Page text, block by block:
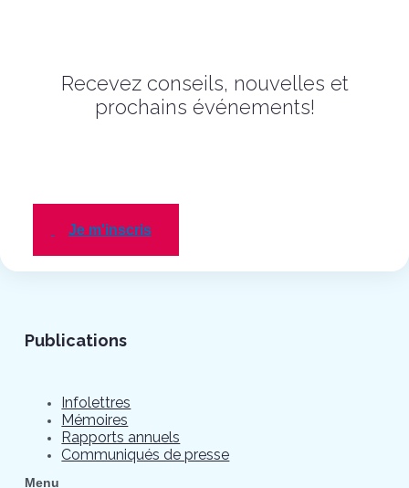
Recevez conseils, nouvelles et
prochains événements!
Je m'inscris
Publications
Infolettres
Mémoires
Rapports annuels
Communiqués de presse
Menu